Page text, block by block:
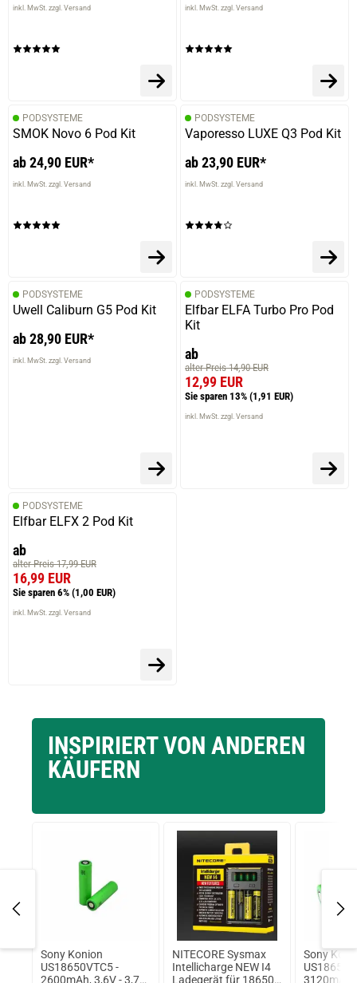
inkl. MwSt. zzgl. Versand inkl. MwSt. zzgl. Versand
PODSYSTEME
SMOK Novo 6 Pod Kit
ab 24,90 EUR*
inkl. MwSt. zzgl. Versand
PODSYSTEME
Vaporesso LUXE Q3 Pod Kit
ab 23,90 EUR*
inkl. MwSt. zzgl. Versand
PODSYSTEME
Uwell Caliburn G5 Pod Kit
ab 28,90 EUR*
inkl. MwSt. zzgl. Versand
PODSYSTEME
Elfbar ELFA Turbo Pro Pod
Kit
ab
alter Preis 14,90 EUR
12,99 EUR
Sie sparen 13% (1,91 EUR)
inkl. MwSt. zzgl. Versand
PODSYSTEME
Elfbar ELFX 2 Pod Kit
ab
alter Preis 17,99 EUR
16,99 EUR
Sie sparen 6% (1,00 EUR)
inkl. MwSt. zzgl. Versand
INSPIRIERT VON ANDEREN
KÄUFERN
Sony Konion
US18650VTC5 -
2600mAh, 3,6V - 3,7V
NITECORE Sysmax
Intellicharge NEW I4
Ladegerät für 18650
Sony
3120mAh,